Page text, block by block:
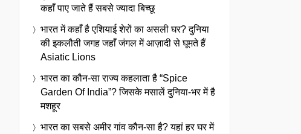
कहाँ पाए जाते हैं सबसे ज्यादा बिच्छू
भारत में कहाँ है एशियाई शेरों का असली घर? दुनिया
की इकलौती जगह जहाँ जंगल में आज़ादी से घूमते हैं
Asiatic Lions
भारत का कौन-सा राज्य कहलाता है “Spice
Garden Of India”? जिसके मसालें दुनिया-भर में है
मशहूर
भारत का सबसे अमीर गांव कौन-सा है? यहां हर घर में